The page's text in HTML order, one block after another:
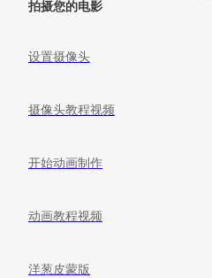
拍摄您的电影
设置摄像头
摄像头教程视频
开始动画制作
动画教程视频
洋葱皮蒙版